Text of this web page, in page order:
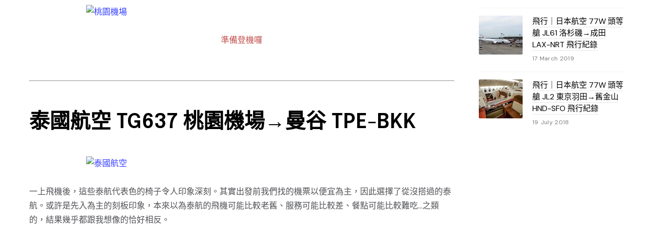
準備登機囉
泰國航空 TG637 桃園機場→曼谷 TPE-BKK
一上飛機後，這些泰航代表色的椅子令人印象深刻。其實出發前我們找的機票以便宜為主，因此選擇了從沒搭過的泰
航。或許是先入為主的刻板印象，本來以為泰航的飛機可能比較老舊、服務可能比較差、餐點可能比較難吃…之類
的，結果幾乎都跟我想像的恰好相反。
飛行｜日本航空 77W 頭等
艙 JL61 洛杉磯→成田
LAX-NRT 飛行紀錄
17 March 2019
飛行｜日本航空 77W 頭等
艙 JL2 東京羽田→舊金山
HND-SFO 飛行紀錄
19 July 2018